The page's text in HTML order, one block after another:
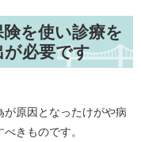
を使い診療を
が必要です
原因となったけがや病
きものです。